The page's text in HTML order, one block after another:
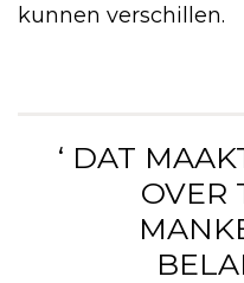
kunnen verschillen.
‘ DAT
OVER